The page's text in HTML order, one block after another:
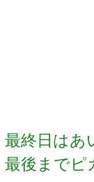
最終日はあ
最後までピ